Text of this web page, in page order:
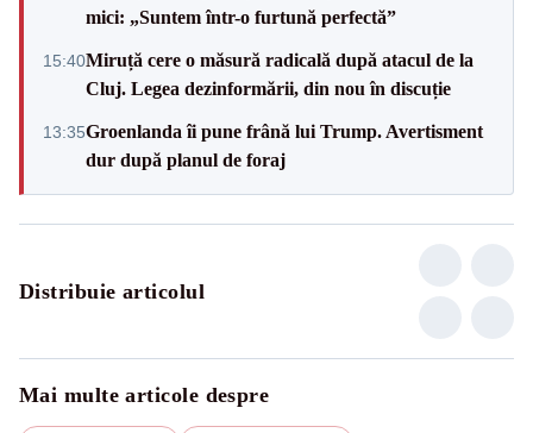
mici: „Suntem într-o furtună perfectă”
15:40Miruță cere o măsură radicală după atacul de la
Cluj. Legea dezinformării, din nou în discuție
13:35Groenlanda îi pune frână lui Trump. Avertisment
dur după planul de foraj
Distribuie articolul
Mai multe articole despre